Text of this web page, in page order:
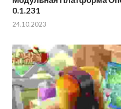
0.1.231
24.10.2023